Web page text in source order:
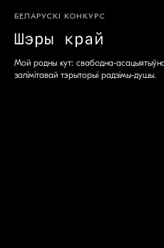
БЕЛАРУСКІ КОНКУРС
Шэры край
Мой родны кут: свабодна-
залімітавай тэрыторыі радзімы-душы.